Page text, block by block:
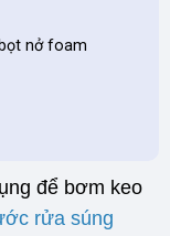
nở foam
để bơm keo
rửa súng